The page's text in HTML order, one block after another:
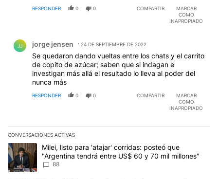
RESPONDER 0 0 COMPARTIR
MARCAR
COMO
INAPROPIADO
JJ jorge jensen 24 DE SEPTIEMBRE DE 2022
Se quedaron dando vueltas entre los chats y el carrito
de copito de azúcar; saben que si indagan e
investigan más allá el resultado lo lleva al poder del
nunca más
RESPONDER 0 0 COMPARTIR
MARCAR
COMO
INAPROPIADO
CONVERSACIONES ACTIVAS
Este listado muestra los artículos con más comentarios en los
Un artículo de tendencia con el título "Milei, listo para 'atajar'
Milei, listo para 'atajar' corridas: posteó que
"Argentina tendrá entre US$ 60 y 70 mil millones"
88